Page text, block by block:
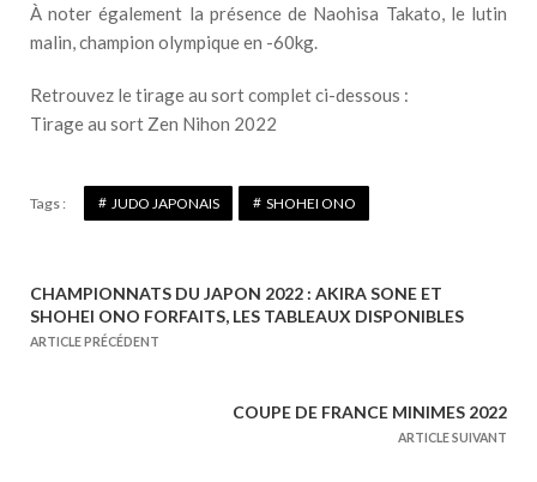
À noter également la présence de Naohisa Takato, le lutin
malin, champion olympique en -60kg.
Retrouvez le tirage au sort complet ci-dessous :
Tirage au sort Zen Nihon 2022
Tags : JUDO JAPONAIS SHOHEI ONO
N
a
CHAMPIONNATS DU JAPON 2022 : AKIRA SONE ET
SHOHEI ONO FORFAITS, LES TABLEAUX DISPONIBLES
ARTICLE PRÉCÉDENT
COUPE DE FRANCE MINIMES 2022
ARTICLE SUIVANT